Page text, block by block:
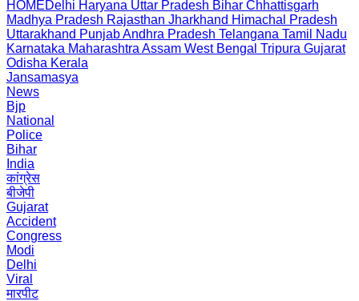
HOMEDelhi Haryana Uttar Pradesh Bihar Chhattisgarh
Madhya Pradesh Rajasthan Jharkhand Himachal Pradesh
Uttarakhand PunjabAndhra Pradesh Telangana Tamil Nadu
Karnataka Maharashtra Assam West Bengal Tripura Gujarat
Odisha Kerala
Jansamasya
News
Bjp
National
Police
Bihar
India
कांग्रेस
बीजेपी
Gujarat
Accident
Congress
Modi
Delhi
Viral
मारपीट